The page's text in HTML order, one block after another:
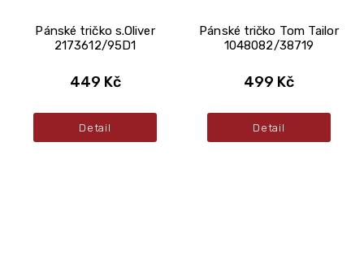
Pánské tričko s.Oliver
2173612/95D1
449 Kč
Detail
Pánské tričko Tom Tailor
1048082/38719
499 Kč
Detail